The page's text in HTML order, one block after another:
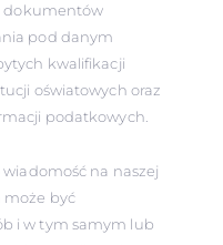
dokumentów
pod danym
kwalifikacji
oświatowych oraz
podatkowych.
na naszej
może być
i w tym samym lub